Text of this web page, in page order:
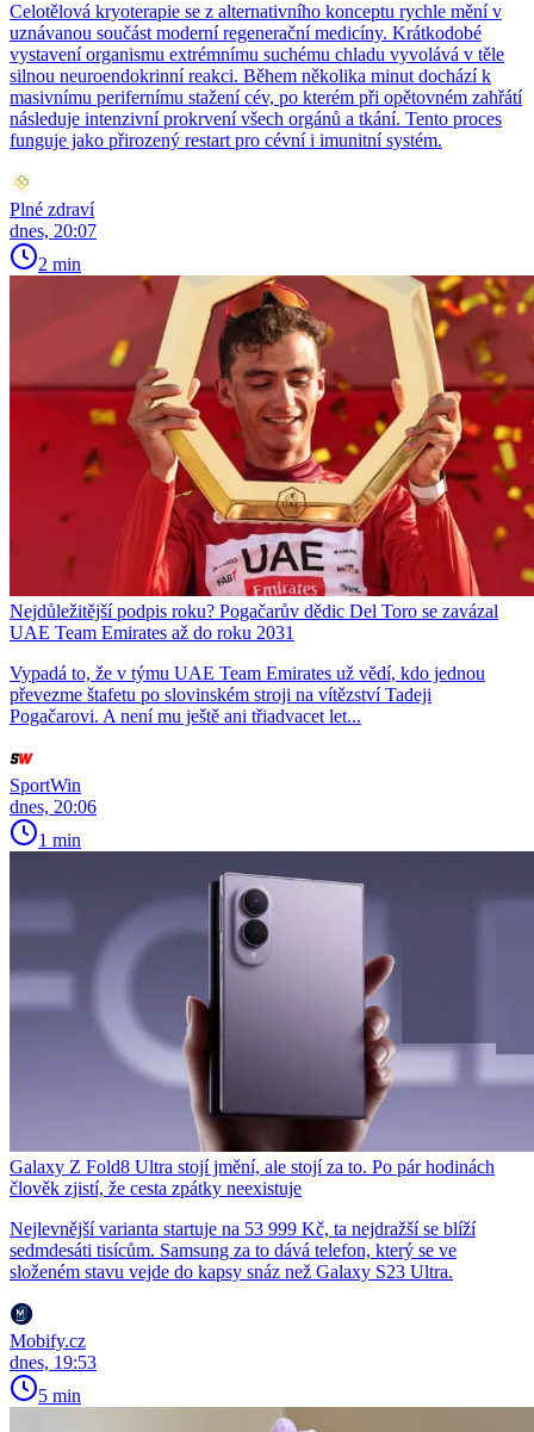
Celotělová kryoterapie se z alternativního konceptu rychle mění v
uznávanou součást moderní regenerační medicíny. Krátkodobé
vystavení organismu extrémnímu suchému chladu vyvolává v těle
silnou neuroendokrinní reakci. Během několika minut dochází k
masivnímu perifernímu stažení cév, po kterém při opětovném zahřátí
následuje intenzivní prokrvení všech orgánů a tkání. Tento proces
funguje jako přirozený restart pro cévní i imunitní systém.
Plné zdraví
dnes, 20:07
2 min
Nejdůležitější podpis roku? Pogačarův dědic Del Toro se zavázal
UAE Team Emirates až do roku 2031
Vypadá to, že v týmu UAE Team Emirates už vědí, kdo jednou
převezme štafetu po slovinském stroji na vítězství Tadeji
Pogačarovi. A není mu ještě ani třiadvacet let...
SportWin
dnes, 20:06
1 min
Galaxy Z Fold8 Ultra stojí jmění, ale stojí za to. Po pár hodinách
člověk zjistí, že cesta zpátky neexistuje
Nejlevnější varianta startuje na 53 999 Kč, ta nejdražší se blíží
sedmdesáti tisícům. Samsung za to dává telefon, který se ve
složeném stavu vejde do kapsy snáz než Galaxy S23 Ultra.
Mobify.cz
dnes, 19:53
5 min